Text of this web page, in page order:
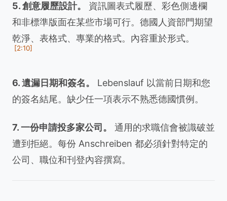
5. 創意履歷設計。
資訊圖表式履歷、彩色側邊欄
和非標準版面在某些市場可行。德國人資部門期望
乾淨、表格式、專業的格式。內容重於形式。
[2:10]
6. 遺漏日期和簽名。
Lebenslauf 以當前日期和您
的簽名結尾。缺少任一項表示不熟悉德國慣例。
7. 一份申請投多家公司。
通用的求職信會被識破並
遭到拒絕。每份 Anschreiben 都必須針對特定的
公司、職位和刊登內容撰寫。